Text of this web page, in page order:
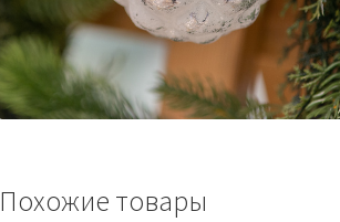
Похожие товары